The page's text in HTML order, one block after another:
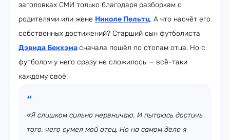
заголовках СМИ только благодаря разборкам с
родителями или жене Николе Пельтц. А что насчёт его
собственных достижений? Старший сын футболиста
Дэвида Бекхэмасначала пошёл по стопам отца. Но с
футболом у него сразу не сложилось — всё-таки
каждому своё.
«Я слишком сильно нервничаю. И пытаюсь достичь
того, чего сумел мой отец. Но на самом деле я